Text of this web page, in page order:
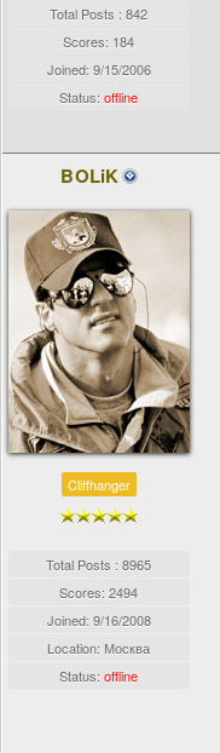
Total Posts : 842
Scores: 184
Joined: 9/15/2006
Status:offline
BOLiK
Cliffhanger
Total Posts : 8965
Scores: 2494
Joined: 9/16/2008
Location: Москва
Status:offline